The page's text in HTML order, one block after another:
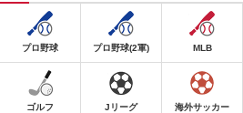
プロ野球 プロ野球(2軍) MLB
ゴルフ Jリーグ 海外サッカー